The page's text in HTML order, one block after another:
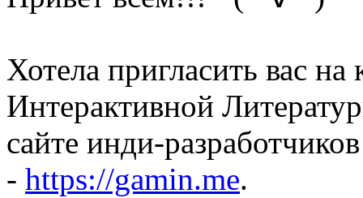
Хотела пригласить вас
Интерактивной
сайте инди-
- https://gamin.me.